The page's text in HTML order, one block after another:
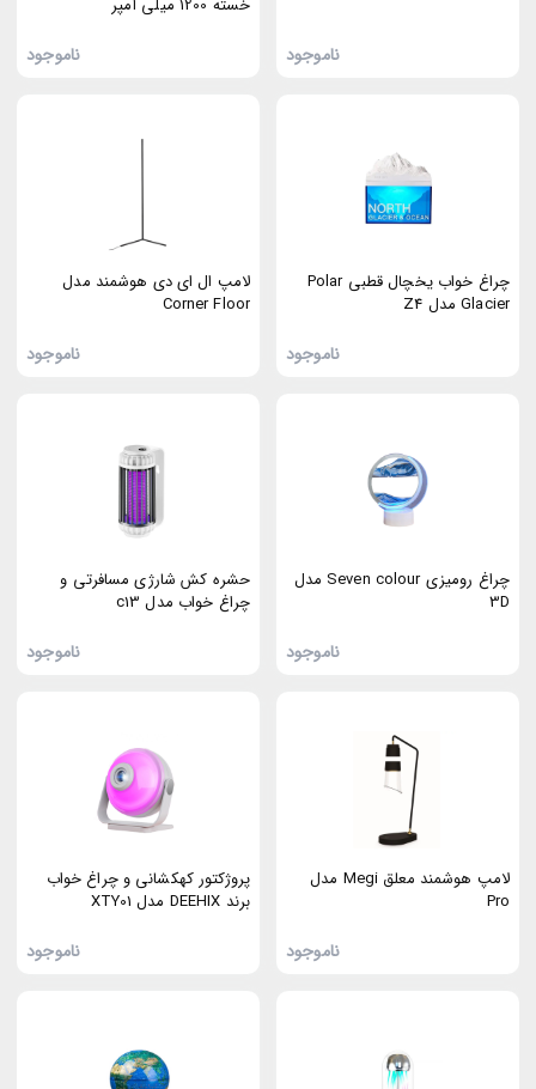
ناموجود
خسته 1200 میلی آمپر
ناموجود
چراغ خواب یخچال قطبی Polar
Glacier مدل Z4
ناموجود
لامپ ال ای دی هوشمند مدل
Corner Floor
ناموجود
چراغ رومیزی Seven colour مدل
3D
ناموجود
حشره کش شارژی مسافرتی و
چراغ خواب مدل c13
ناموجود
لامپ هوشمند معلق Megi مدل
Pro
ناموجود
پروژکتور کهکشانی و چراغ خواب
برند DEEHIX مدل XTY01
ناموجود